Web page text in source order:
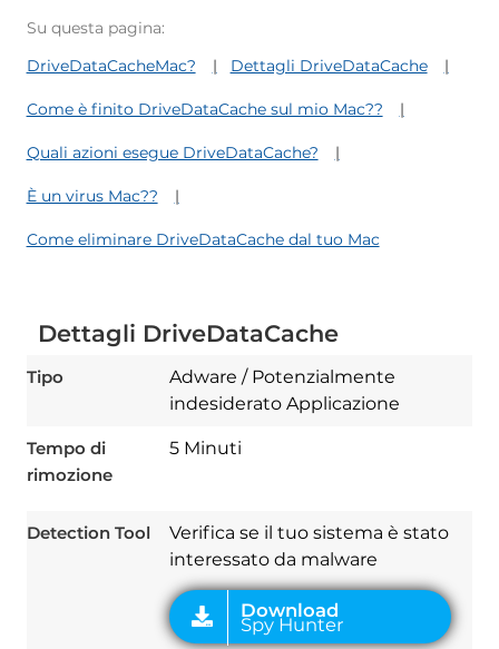
Su questa pagina:
DriveDataCacheMac?
Dettagli DriveDataCache
Come è finito DriveDataCache sul mio Mac??
Quali azioni esegue DriveDataCache?
È un virus Mac??
Come eliminare DriveDataCache dal tuo Mac
Dettagli DriveDataCache
Tipo
Adware / Potenzialmente
indesiderato Applicazione
Tempo di
rimozione
5 Minuti
Detection Tool
Verifica se il tuo sistema è stato
interessato da malware
Download